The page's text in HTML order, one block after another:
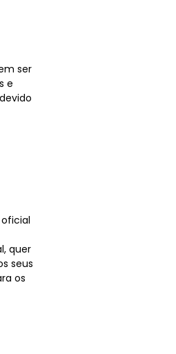
ser
e
quer
seus
os